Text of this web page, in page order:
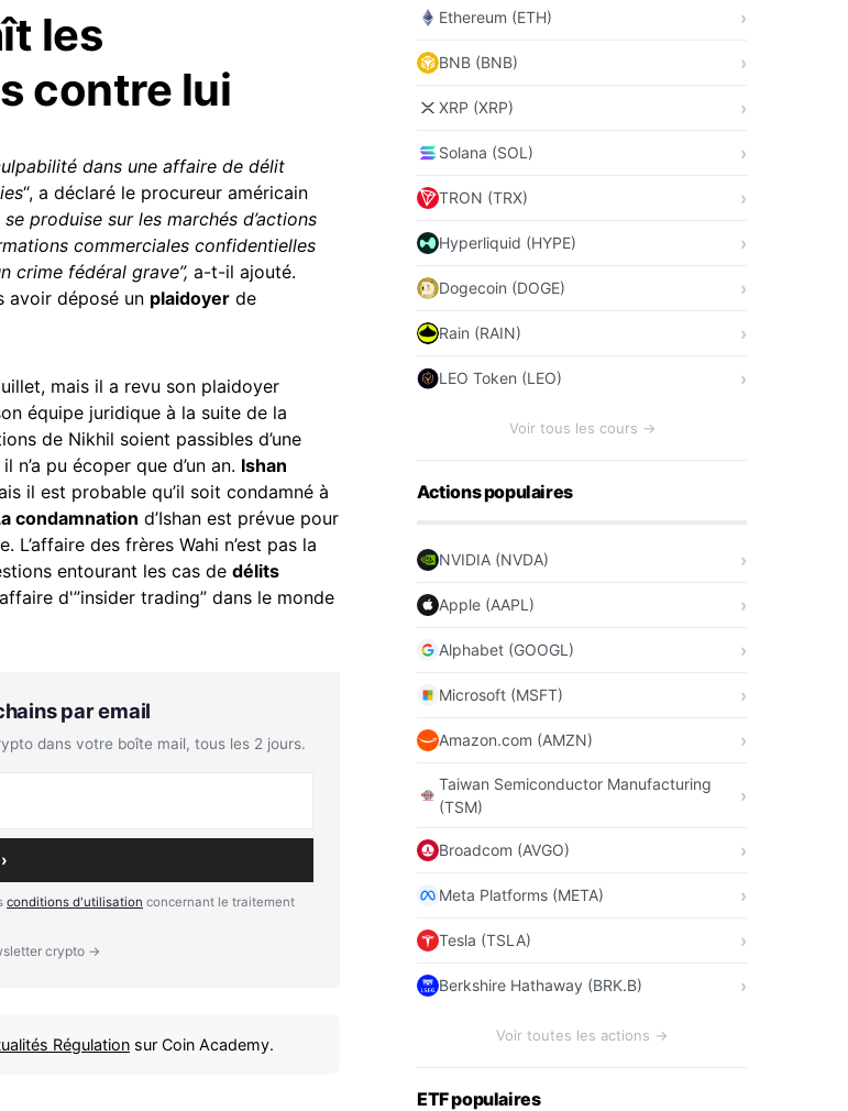
les
contre lui
dans une affaire de délit
“, a déclaré le procureur américain
se produise sur les marchés d’actions
commerciales confidentielles
crime fédéral grave”, a-t-il ajouté.
avoir déposé un plaidoyer de
mais il a revu son plaidoyer
équipe juridique à la suite de la
de Nikhil soient passibles d’une
pu écoper que d’un an. Ishan
il est probable qu’il soit condamné à
condamnation d’Ishan est prévue pour
des frères Wahi n’est pas la
entourant les cas de délits
d'”insider trading” dans le monde
par email
dans votre boîte mail, tous les 2 jours.
conditions d'utilisation concernant le traitement
crypto →
Régulation sur Coin Academy.
Ethereum (ETH)
BNB (BNB)
XRP (XRP)
Solana (SOL)
TRON (TRX)
Hyperliquid (HYPE)
Dogecoin (DOGE)
Rain (RAIN)
LEO Token (LEO)
Voir tous les cours →
Actions populaires
NVIDIA (NVDA)
Apple (AAPL)
Alphabet (GOOGL)
Microsoft (MSFT)
Amazon.com (AMZN)
Taiwan Semiconductor Manufacturing
(TSM)
Broadcom (AVGO)
Meta Platforms (META)
Tesla (TSLA)
Berkshire Hathaway (BRK.B)
Voir toutes les actions →
ETF populaires